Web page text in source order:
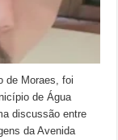
de Moraes, foi
de Água
discussão entre
da Avenida